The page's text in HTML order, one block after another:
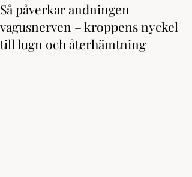
Så påverkar andningen
vagusnerven – kroppens nyckel
till lugn och återhämtning